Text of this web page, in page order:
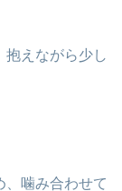
抱えながら少し
、噛み合わせて